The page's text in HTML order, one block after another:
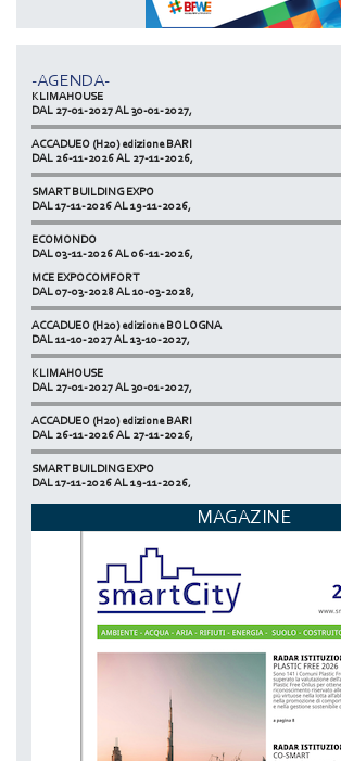
-AGENDA-
DAL 07-03-2028 AL 10-03-2028,
ACCADUEO (H20) edizione BOLOGNA
KLIMAHOUSE
DAL 27-01-2027 AL 30-01-2027,
ACCADUEO (H20) edizione BARI
DAL 26-11-2026 AL 27-11-2026,
SMART BUILDING EXPO
DAL 17-11-2026 AL 19-11-2026,
ECOMONDO
DAL 03-11-2026 AL 06-11-2026,
NETZERO MILAN - EXPO SUMMIT
DAL 20-10-2026 AL 22-10-2026,
MCE EXPOCOMFORT
DAL 07-03-2028 AL 10-03-2028,
ACCADUEO (H20) edizione BOLOGNA
DAL 11-10-2027 AL 13-10-2027,
KLIMAHOUSE
DAL 27-01-2027 AL 30-01-2027,
ACCADUEO (H20) edizione BARI
DAL 26-11-2026 AL 27-11-2026,
SMART BUILDING EXPO
DAL 17-11-2026 AL 19-11-2026,
NETZERO MILAN - EXPO SUMMIT
DAL 20-10-2026 AL 22-10-2026,
MAGAZINE